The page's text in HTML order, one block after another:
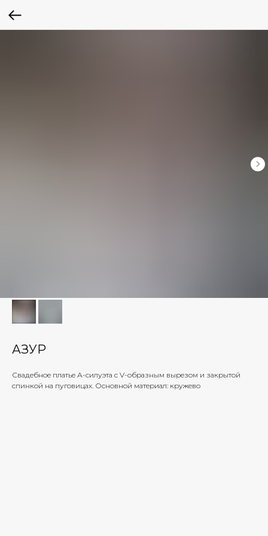
АЗУР
Свадебное платье А-силуэта с V-образным вырезом и закрытой
спинкой на пуговицах. Основной материал: кружево